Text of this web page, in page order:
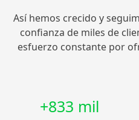
Así hemos crecido y
confianza de miles de
esfuerzo constante por
+833 mil